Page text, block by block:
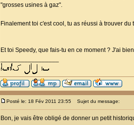
"grosses usines à gaz".
Finalement toi c'est cool, tu as réussi à trouver
Et toi Speedy, que fais-tu en ce moment ? J'ai
Posté le: 18 Fév 2011 23:55 Sujet du message:
Bon, je vais être obligé de donner un petit